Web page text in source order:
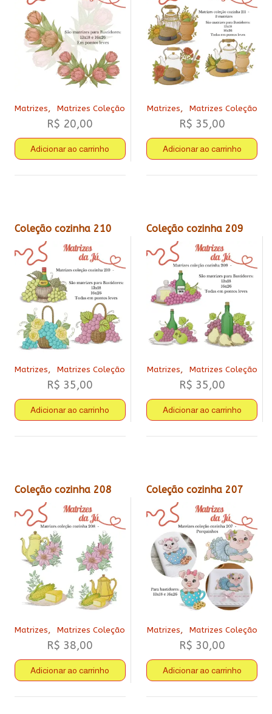
Matrizes, Matrizes Coleção
R$ 20,00
Adicionar ao carrinho
Matrizes, Matrizes Coleção
R$ 35,00
Adicionar ao carrinho
Coleção cozinha 210
Matrizes, Matrizes Coleção
R$ 35,00
Adicionar ao carrinho
Coleção cozinha 209
Matrizes, Matrizes Coleção
R$ 35,00
Adicionar ao carrinho
Coleção cozinha 208
Matrizes, Matrizes Coleção
R$ 38,00
Adicionar ao carrinho
Coleção cozinha 207
Matrizes, Matrizes Coleção
R$ 30,00
Adicionar ao carrinho